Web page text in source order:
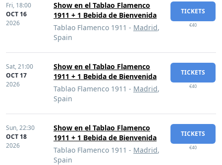
Fri, 18:00
OCT 16
2026
Show en el Tablao Flamenco
1911 + 1 Bebida de Bienvenida
Tablao Flamenco 1911 - Madrid,
Spain
TICKETS
€40
Sat,21:00
OCT 17
2026
Show en el Tablao Flamenco
1911 + 1 Bebida de Bienvenida
Tablao Flamenco 1911 - Madrid,
Spain
TICKETS
€40
Sun,22:30
OCT 18
2026
Show en el Tablao Flamenco
1911 + 1 Bebida de Bienvenida
Tablao Flamenco 1911 - Madrid,
Spain
TICKETS
€40